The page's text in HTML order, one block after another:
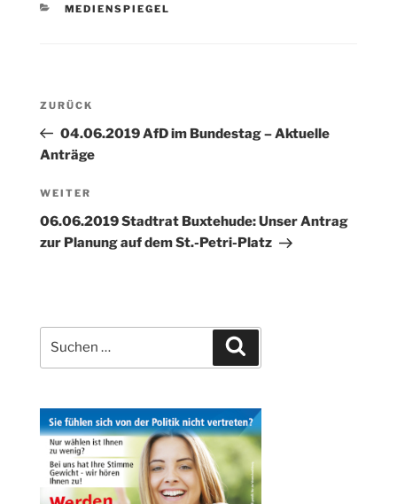
KATEGORIEN
MEDIENSPIEGEL
Beitragsnavigation
Vorheriger
Beitrag
ZURÜCK
04.06.2019 AfD im Bundestag – Aktuelle
Anträge
Nächster
Beitrag
WEITER
06.06.2019 Stadtrat Buxtehude: Unser Antrag
zur Planung auf dem St.-Petri-Platz
nach: